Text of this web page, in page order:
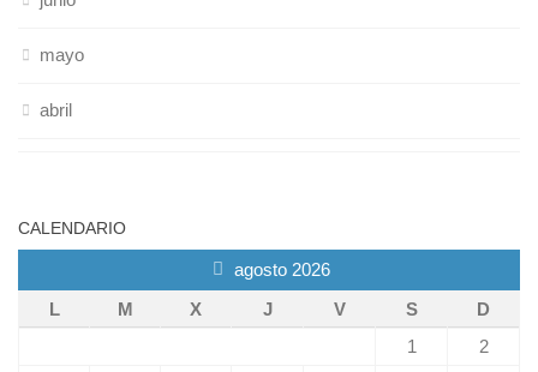
mayo
abril
CALENDARIO
agosto 2026
L
M X J V S
D
1
2